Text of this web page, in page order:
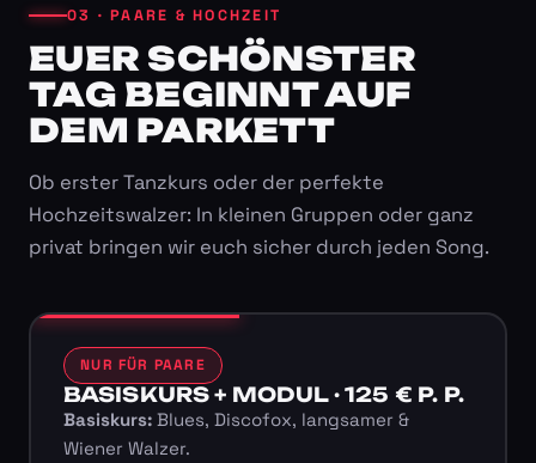
03 · PAARE & HOCHZEIT
EUER SCHÖNSTER
TAG BEGINNT AUF
DEM PARKETT
Ob erster Tanzkurs oder der perfekte
Hochzeitswalzer: In kleinen Gruppen oder ganz
privat bringen wir euch sicher durch jeden Song.
NUR FÜR PAARE
BASISKURS + MODUL · 125 € P. P.
Basiskurs:Blues, Discofox, langsamer &
Wiener Walzer.